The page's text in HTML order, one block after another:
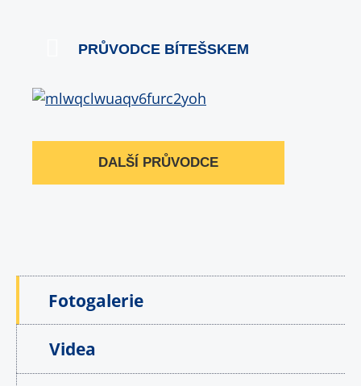
PRŮVODCE BÍTEŠSKEM
DALŠÍ PRŮVODCE
Fotogalerie
Videa